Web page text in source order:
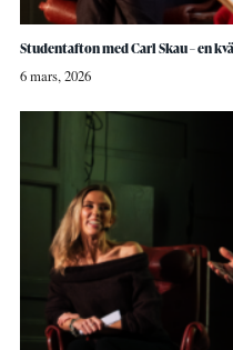
Studentafton med Carl Skau – en
6 mars, 2026